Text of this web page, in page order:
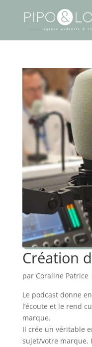
Création
par Coraline Patrice
Le podcast donne
l’écoute et le rend
marque.
Il crée un véritable
sujet/votre marque.